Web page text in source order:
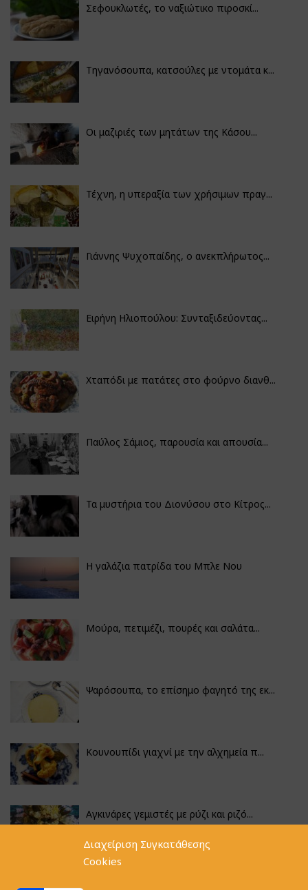
Διαχείριση Συγκατάθεσης
Cookies
Σεφουκλωτές, το ναξιώτικο πιροσκί...
Τηγανόσουπα, κατσούλες με ντομάτα κ...
Οι μαζιριές των μητάτων της Κάσου...
Τέχνη, η υπεραξία των χρήσιμων πραγ...
Γιάννης Ψυχοπαίδης, ο ανεκπλήρωτος...
Ειρήνη Ηλιοπούλου: Συνταξιδεύοντας...
Χταπόδι με πατάτες στο φούρνο διανθ...
Παύλος Σάμιος, παρουσία και απουσία...
Τα μυστήρια του Διονύσου στο Κίτρος...
Η γαλάζια πατρίδα του Μπλε Νου
Μούρα, πετιμέζι, πουρές και σαλάτα...
Ψαρόσουπα, το επίσημο φαγητό της εκ...
Κουνουπίδι γιαχνί με την αλχημεία π...
Αγκινάρες γεμιστές με ρύζι και ριζό...